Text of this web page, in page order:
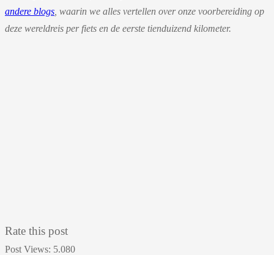
andere blogs , waarin we alles vertellen over onze voorbereiding op
deze wereldreis per fiets en de eerste tienduizend kilometer.
Rate this post
Post Views: 5.080